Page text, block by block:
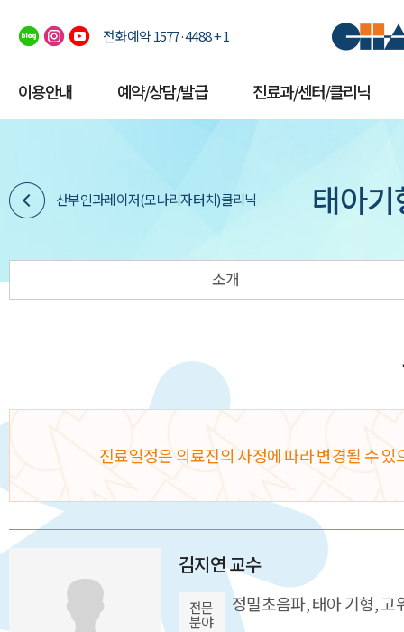
전화예약 1577·4488 + 1
이용안내 예약/상담/발급 진료과/센터/클리닉
산부인과레이저(모나리자터치)클리닉 태아
소개
진료일정은 의료진의 사정에 따라 변경될 수
김지연 교수
전문
분야
정밀초음파, 태아 기형, 고